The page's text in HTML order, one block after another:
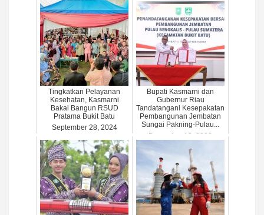
Tingkatkan Pelayanan
Kesehatan, Kasmarni
Bakal Bangun RSUD
Pratama Bukit Batu
September 28, 2024
Bupati Kasmarni dan
Gubernur Riau
Tandatangani Kesepakatan
Pembangunan Jembatan
Sungai Pakning-Pulau...
December 13, 2023